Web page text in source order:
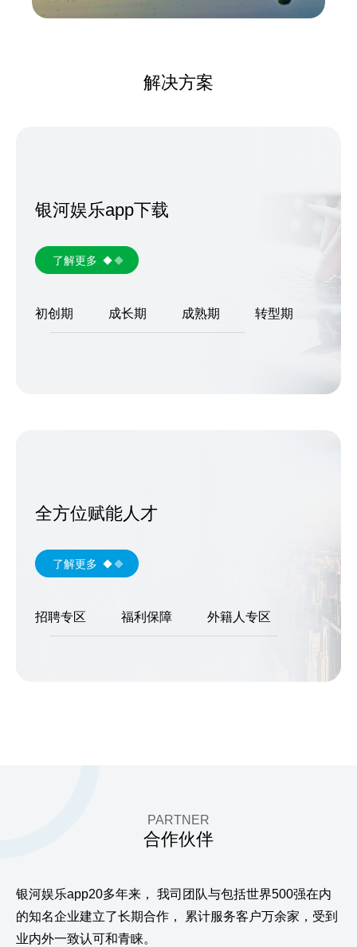
解决方案
银河娱乐app下载
了解更多
初创期 成长期 成熟期 转型期
全方位赋能人才
了解更多
招聘专区 福利保障 外籍人专区
PARTNER
合作伙伴
银河娱乐app20多年来，
我司团队与包括世界500强在内
的知名企业建立了长期合作，
累计服务客户万余家，受到
业内外一致认可和青睐。